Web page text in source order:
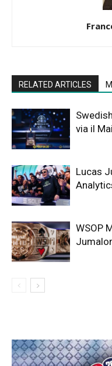
RELATED ARTICLES
via il
Lucas
WSOP